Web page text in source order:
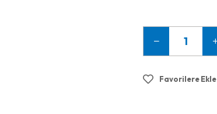
Favorilere Ekle